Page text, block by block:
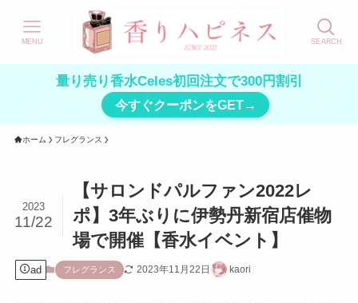
SEARCH
MENU
量り売り香水Celes初回注文で300円割引
今すぐクーポンをGET→
ホーム フレグランス
【サロンドパルファン2022レ
ポ】3年ぶりに伊勢丹新宿店催物
場で開催【香水イベント】
2023
11/22
ad フレグランス 2023年11月22日 kaori